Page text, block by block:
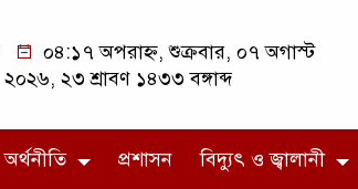
০৪:১৭ অপরাহ্ন, শুক্রবার, ০৭ অগাস্ট
২০২৬, ২৩ শ্রাবণ ১৪৩৩ বঙ্গাব্দ
অর্থনীতি প্রশাসন বিদ্যুৎ ও জ্বালানী